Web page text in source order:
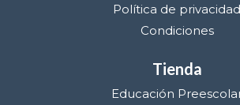
Política de privacidad
Condiciones
Tienda
Educación